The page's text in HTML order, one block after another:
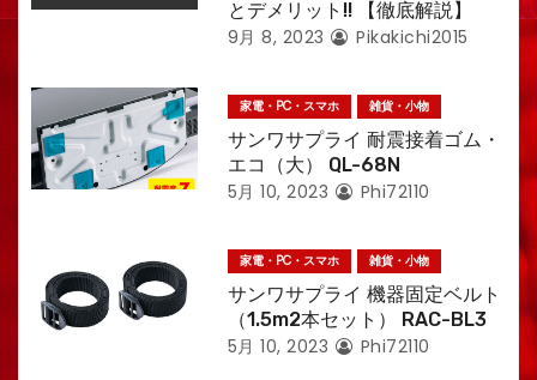
とデメリット!! 【徹底解説】
9月 8, 2023 Pikakichi2015
家電・PC・スマホ 雑貨・小物
サンワサプライ 耐震接着ゴム・
エコ（大） QL-68N
5月 10, 2023 Phi72110
家電・PC・スマホ 雑貨・小物
サンワサプライ 機器固定ベルト
（1.5m2本セット） RAC-BL3
5月 10, 2023 Phi72110